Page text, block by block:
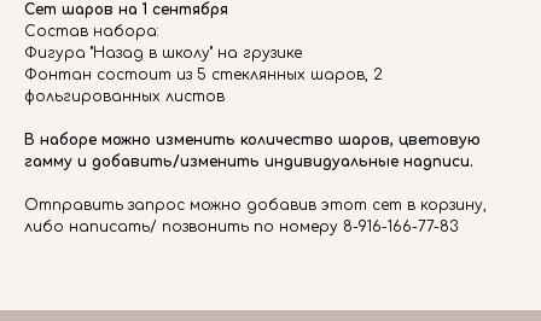
Сет шаров на 1 сентября
Состав набора:
Фигура "Назад в школу" на грузике
Фонтан состоит из 5 стеклянных шаров, 2
фольгированных листов
В наборе можно изменить количество шаров, цветовую
гамму и добавить/изменить индивидуальные надписи.
Отправить запрос можно добавив этот сет в корзину,
либо написать/ позвонить по номеру 8-916-166-77-83